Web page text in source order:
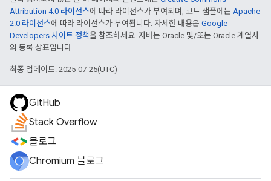
Attribution 4.0 라이선스에 따라 라이선스가 부여되며, 코드 샘플에는 Apache
2.0 라이선스에 따라 라이선스가 부여됩니다. 자세한 내용은 Google
Developers 사이트 정책을 참조하세요. 자바는 Oracle 및/또는 Oracle 계열사
의 등록 상표입니다.
최종 업데이트: 2025-07-25(UTC)
GitHub
Stack Overflow
블로그
Chromium 블로그